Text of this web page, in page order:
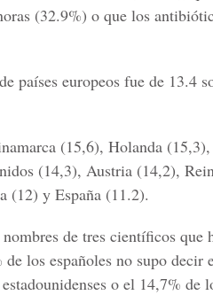
(32.9%) o que los
países europeos fue de 13.4
(15,6), Holanda
(14,3), Austria (14,2),
(12) y España (11.2).
de tres científicos que
los españoles no supo decir
o el 14,7% de